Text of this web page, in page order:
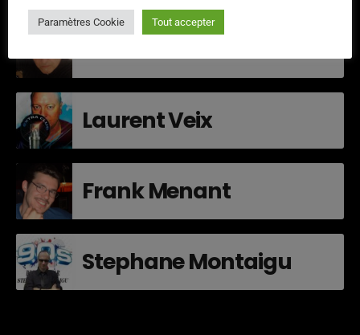
Laurent Veix
Frank Menant
Stephane Montaigu
Paramètres Cookie Tout accepter